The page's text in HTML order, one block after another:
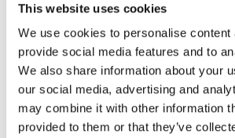
This website uses cookies
We use cookies to personalise content
provide social media features and to
We also share information about your
our social media, advertising and
may combine it with other information
provided to them or that they’ve
FILTRERA ARTIKLAR
LÄNGD: 30 40
55